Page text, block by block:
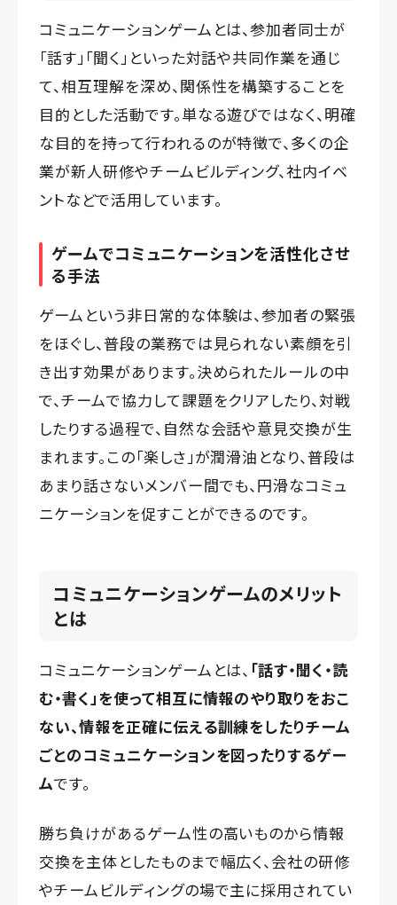
コミュニケーションゲームとは、参加者同士が
「話す」「聞く」といった対話や共同作業を通じ
て、相互理解を深め、関係性を構築することを
目的とした活動です。単なる遊びではなく、明確
な目的を持って行われるのが特徴で、多くの企
業が新人研修やチームビルディング、社内イベ
ントなどで活用しています。
ゲームでコミュニケーションを活性化させ
る手法
ゲームという非日常的な体験は、参加者の緊張
をほぐし、普段の業務では見られない素顔を引
き出す効果があります。決められたルールの中
で、チームで協力して課題をクリアしたり、対戦
したりする過程で、自然な会話や意見交換が生
まれます。この「楽しさ」が潤滑油となり、普段は
あまり話さないメンバー間でも、円滑なコミュ
ニケーションを促すことができるのです。
コミュニケーションゲームのメリット
とは
コミュニケーションゲームとは、 「話す・聞く・読
む・書く」を使って相互に情報のやり取りをおこ
ない、情報を正確に伝える訓練をしたりチーム
ごとのコミュニケーションを図ったりするゲー
ムです。
勝ち負けがあるゲーム性の高いものから情報
交換を主体としたものまで幅広く、会社の研修
やチームビルディングの場で主に採用されてい